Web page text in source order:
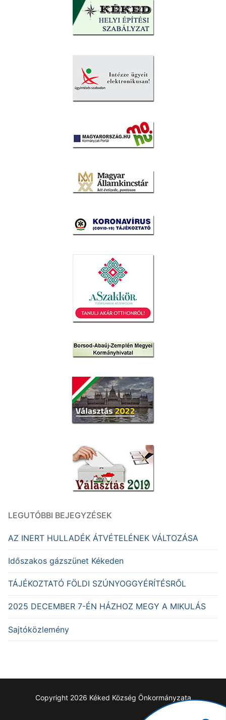
LEGUTÓBBI BEJEGYZÉSEK
AZ INERT HULLADÉK ÁTVÉTELÉNEK VÁLTOZÁSA
Időszakos gázszünet Kékeden
TÁJÉKOZTATÓ FÖLDI SZÚNYOGGYÉRÍTÉSRŐL
2025 DECEMBER 7-ÉN HÁZHOZ MEGY A MIKULÁS
Sajtóközlemény
Copyright 2026 Kéked Község Önkormányzata